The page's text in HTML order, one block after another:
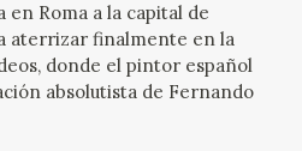
en Roma a la capital de
aterrizar finalmente en la
donde el pintor español
absolutista de Fernando